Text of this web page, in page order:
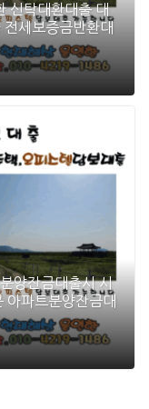
신탁대환대출 대
세보증금반환대
양잔금대출시 시
파트분양잔금대